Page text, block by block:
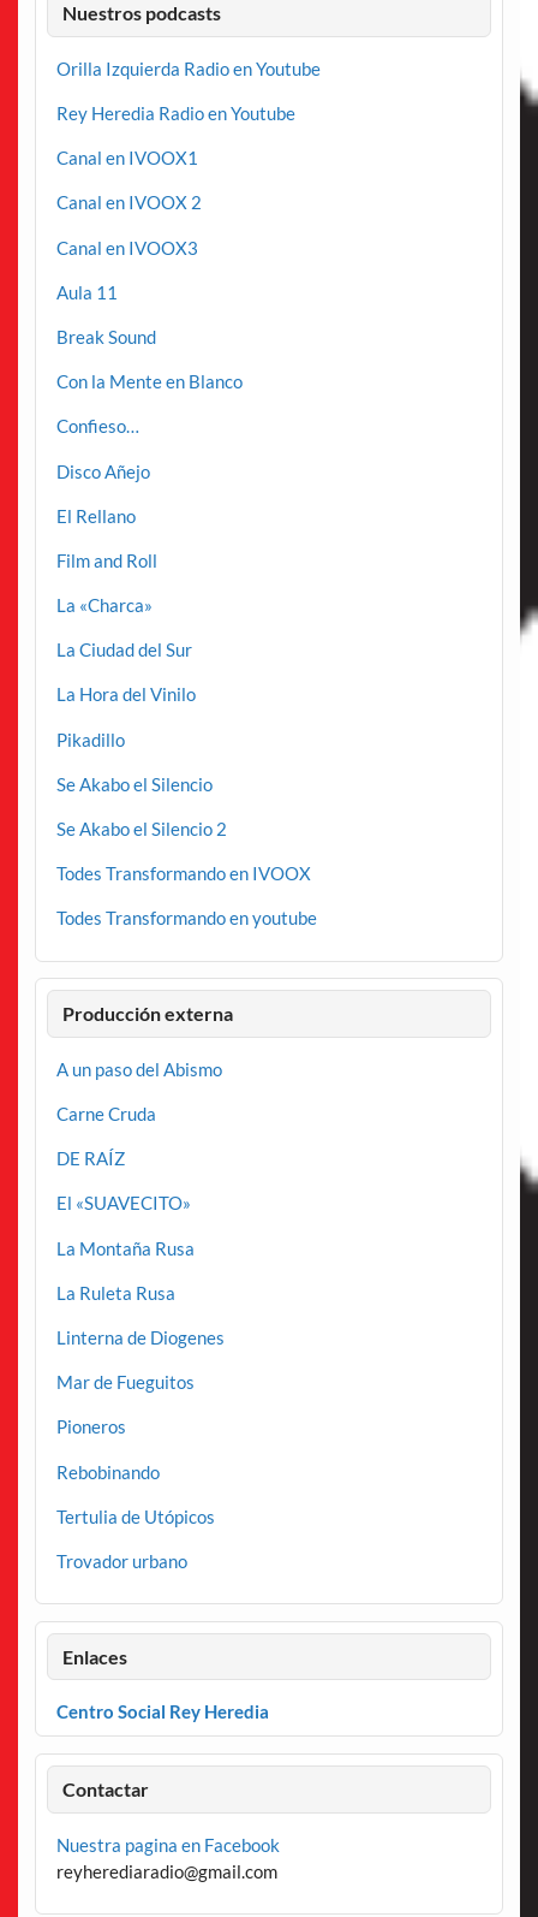
Nuestros podcasts
Orilla Izquierda Radio en Youtube
Rey Heredia Radio en Youtube
Canal en IVOOX1
Canal en IVOOX 2
Canal en IVOOX3
Aula 11
Break Sound
Con la Mente en Blanco
Confieso…
Disco Añejo
El Rellano
Film and Roll
La «Charca»
La Ciudad del Sur
La Hora del Vinilo
Pikadillo
Se Akabo el Silencio
Se Akabo el Silencio 2
Todes Transformando en IVOOX
Todes Transformando en youtube
Producción externa
A un paso del Abismo
Carne Cruda
DE RAÍZ
El «SUAVECITO»
La Montaña Rusa
La Ruleta Rusa
Linterna de Diogenes
Mar de Fueguitos
Pioneros
Rebobinando
Tertulia de Utópicos
Trovador urbano
Enlaces
Centro Social Rey Heredia
Contactar
Nuestra pagina en Facebook
reyherediaradio@gmail.com